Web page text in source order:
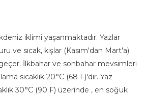
iklimi yaşanmaktadır. Yazlar
ve sıcak, kışlar (Kasım'dan Mart'a)
geçer. İlkbahar ve sonbahar mevsimleri
sıcaklık 20°C (68 F)'dır. Yaz
30°C (90 F) üzerinde , en soğuk